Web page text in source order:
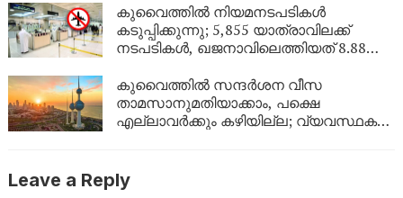
കുവൈത്തിൽ നിയമനടപടികൾ
കടുപ്പിക്കുന്നു; 5,855 യാത്രാവിലക്ക്
നടപടികൾ, ഖജനാവിലെത്തിയത് 8.88
കുവൈത്തിൽ സന്ദർശന വീസ
താമസാനുമതിയാക്കാം, പക്ഷെ
എല്ലാവർക്കും കഴിയില്ല; വ്യവസ്ഥകൾ
Leave a Reply